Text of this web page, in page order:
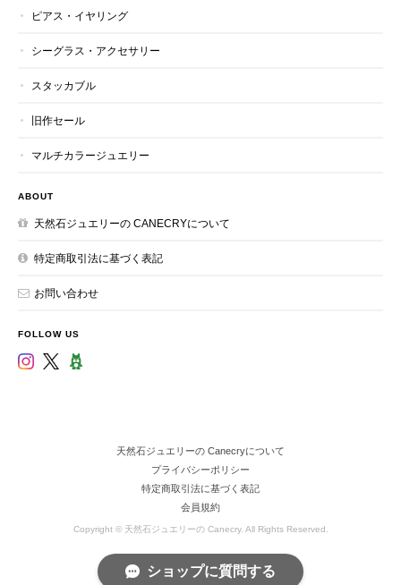
ピアス・イヤリング
シーグラス・アクセサリー
スタッカブル
旧作セール
マルチカラージュエリー
ABOUT
天然石ジュエリーの CANECRYについて
特定商取引法に基づく表記
お問い合わせ
FOLLOW US
天然石ジュエリーの Canecryについて
プライバシーポリシー
特定商取引法に基づく表記
会員規約
Copyright © 天然石ジュエリーの Canecry. All Rights Reserved.
ショップに質問する